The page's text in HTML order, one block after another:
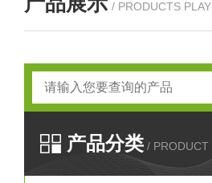
/ PRODUCTS PLAY
产品分类 / PRODUCT